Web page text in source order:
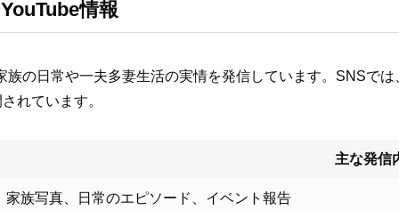
情報
の日常や一夫多妻生活の実情を発信しています。SNSで
れています。
主な発信
家族写真、日常のエピソード、イベント報告